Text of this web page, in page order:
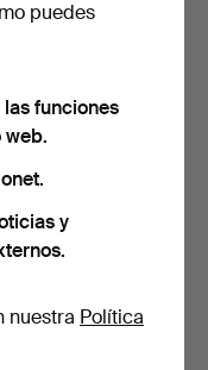
puedes
funciones
web.
y
nuestra Política